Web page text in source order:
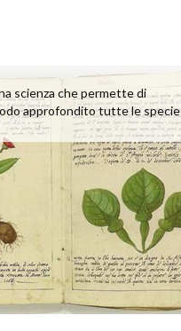
scienza che permette di
approfondito tutte le specie